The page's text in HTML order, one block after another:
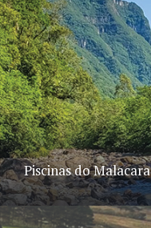
Piscinas do Malacara